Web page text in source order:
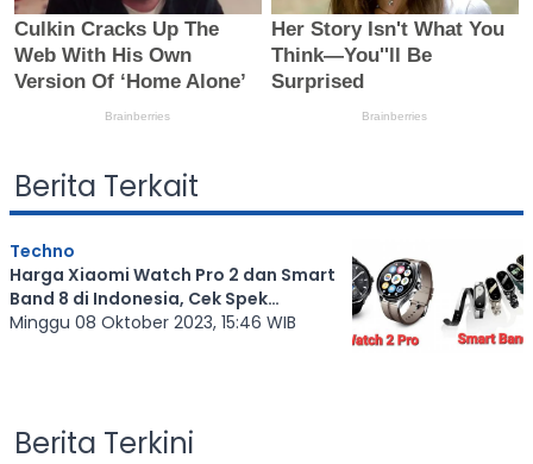
Berita Terkait
Techno
Harga Xiaomi Watch Pro 2 dan Smart
Band 8 di Indonesia, Cek Spek
Lengkapnya
Minggu 08 Oktober 2023, 15:46 WIB
Berita Terkini